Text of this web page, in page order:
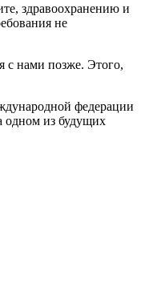
здравоох­ранению и
не
с нами позже. Этого,
феде­рации
одном из буду­щих